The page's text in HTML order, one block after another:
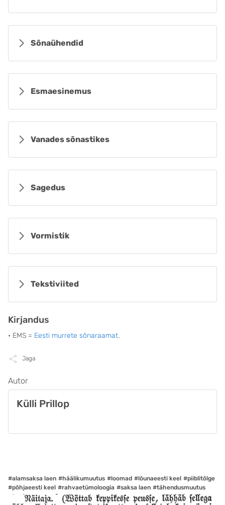
Sõnaühendid
Esmaesinemus
Vanades sõnastikes
Sagedus
Vormistik
Tekstiviited
Kirjandus
• EMS = Eesti murrete sõnaraamat.
Jaga
Autor
Külli Prillop
#alamsaksa laen #häälikumuutus #loomad #lõunaeesti keel #piiblitõlge
#põhjaeesti keel #rahvaetümoloogia #saksa laen #tähendusmuutus